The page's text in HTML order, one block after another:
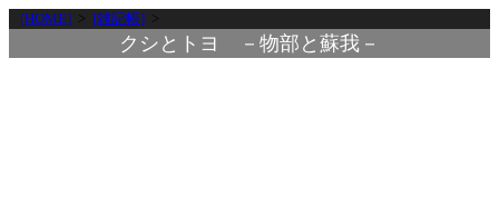
[HOME] [雑記帳]
クシとトヨ －物部と蘇我－